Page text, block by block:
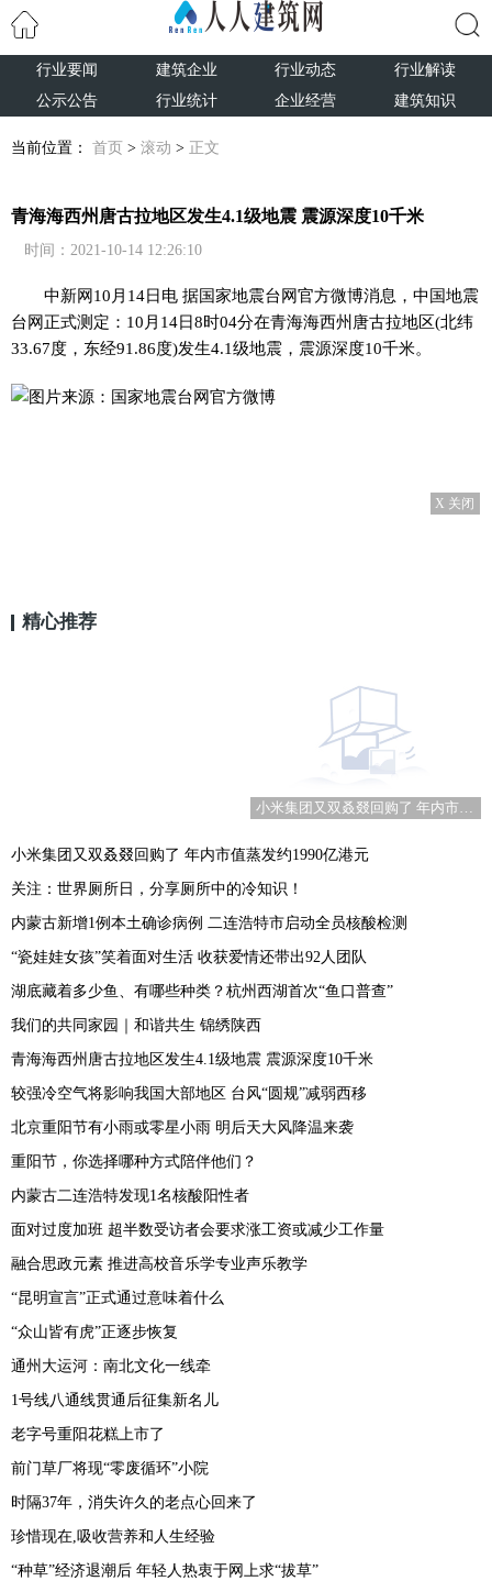
行业要闻 建筑企业 行业动态
行业解读
公示公告
行业统计 企业经营 建筑知识
当前位置： 首页 > 滚动 > 正文
青海海西州唐古拉地区发生4.1级地震 震源深度10千米
时间：2021-10-14 12:26:10
中新网10月14日电 据国家地震台网官方微博消息，中国地震
台网正式测定：10月14日8时04分在青海海西州唐古拉地区(北纬
33.67度，东经91.86度)发生4.1级地震，震源深度10千米。
X 关闭
精心推荐
小米集团又双叒叕回购了 年内市值蒸发约1990亿港元
小米集团又双叒叕回购了 年内市值蒸发约1990亿港元
关注：世界厕所日，分享厕所中的冷知识！
内蒙古新增1例本土确诊病例 二连浩特市启动全员核酸检测
“瓷娃娃女孩”笑着面对生活 收获爱情还带出92人团队
湖底藏着多少鱼、有哪些种类？杭州西湖首次“鱼口普查”
我们的共同家园｜和谐共生 锦绣陕西
青海海西州唐古拉地区发生4.1级地震 震源深度10千米
较强冷空气将影响我国大部地区 台风“圆规”减弱西移
北京重阳节有小雨或零星小雨 明后天大风降温来袭
重阳节，你选择哪种方式陪伴他们？
内蒙古二连浩特发现1名核酸阳性者
面对过度加班 超半数受访者会要求涨工资或减少工作量
融合思政元素 推进高校音乐学专业声乐教学
“昆明宣言”正式通过意味着什么
“众山皆有虎”正逐步恢复
通州大运河：南北文化一线牵
1号线八通线贯通后征集新名儿
老字号重阳花糕上市了
前门草厂将现“零废循环”小院
时隔37年，消失许久的老点心回来了
珍惜现在,吸收营养和人生经验
“种草”经济退潮后 年轻人热衷于网上求“拔草”